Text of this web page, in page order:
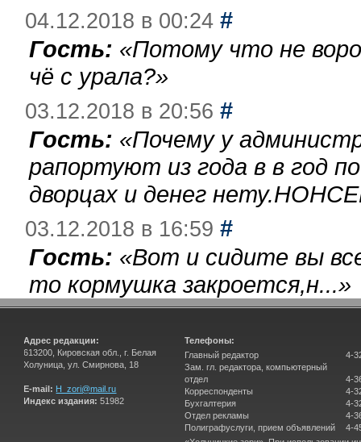
04.12.2018 в 00:24 #
Гость: «Потому что не
чё с урала?»
03.12.2018 в 20:56 #
Гость: «Почему у
рапортуют из года в в год
дворцах и денег
03.12.2018 в 16:59 #
Гость: «Вот и сидите вы
то кормушка закроется,н...»
Адрес редакции:
613200, Кировская обл., г. Белая
Холуница, ул. Смирнова, 18
E-mail: H_zori@mail.ru
Индекс издания: 51982
Телефоны:
Главный редактор
Зам. гл. редактора, компьютерный
отдел
Корреспонденты
Бухгалтерия
Отдел рекламы
Полиграфуслуги, прием объявлений
4-
4-
4-
4-
4-
4-